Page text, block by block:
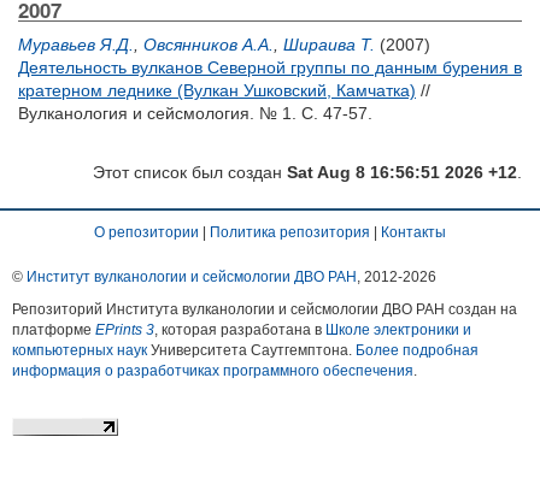
2007
Муравьев Я.Д. Овсянников А.А. Шираива Т. (2007)
Деятельность вулканов Северной группы по данным бурения в
кратерном леднике (Вулкан Ушковский, Камчатка) //
Вулканология и сейсмология. № 1. С. 47-57.
Этот список был создан Sat Aug 8 16:56:51 2026 +12
О репозитории Политика репозитория Контакты
© Институт вулканологии и сейсмологии ДВО РАН , 2012-2026
Репозиторий Института вулканологии и сейсмологии ДВО РАН создан на
платформе EPrints 3, которая разработана в Школе электроники и
компьютерных наук Университета Саутгемптона. Более подробная
информация о разработчиках программного обеспечения.